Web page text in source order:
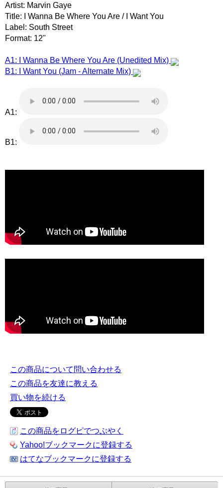
Artist: Marvin Gaye
Title: I Wanna Be Where You Are / I Want You
Label: South Street
Format: 12"
A1: I Wanna Be Where You Are (Unedited Mix)
B1: I Want You (Jam - Alternate Mix)
A1:
B1:
この商品について問い合わせる
この商品を友達に教える
買い物を続ける
この商品をログピでつぶやく
Yahoo!ブックマークに登録する
はてなブックマークに登録する